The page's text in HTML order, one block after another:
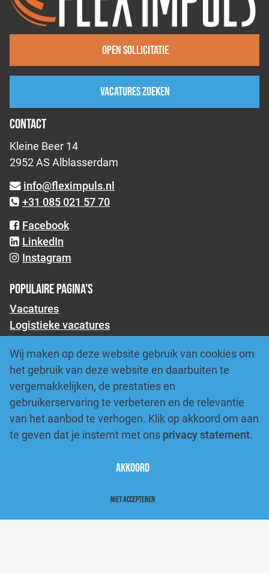
Open sollicitatie
Vacatures zoeken
CONTACT
Kleine Beer 14
2952 AS Alblasserdam
info@fleximpuls.nl
+31 085 021 57 70
Facebook
LinkedIn
Instagram
POPULAIRE PAGINA'S
Vacatures
Logistieke vacatures
Transport vacatures
Over ons
Onze diensten
Vacature aanmelden
Blogs
SUPPORT
Personeelgids uitzendkrachten
Algemene voorwaarden
Wij maken op deze website gebruik van cookies om
het gebruik van deze website en daarbuiten te
vergemakkelijken, de prestaties en
gebruikerservaring te verbeteren en de relevantie
van het aanbod te verhogen. Klik op akkoord om aan
te geven dat je instemt met ons privacy statement.
Akkoord
Niet accepteren